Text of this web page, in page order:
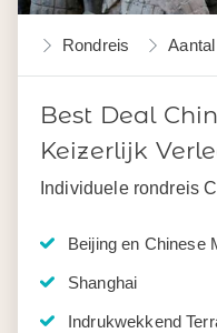
Rondreis
Best Deal
Keizerlijk
Individuele rondreis
Beijing en Chinese
Shanghai
Indrukwekkend